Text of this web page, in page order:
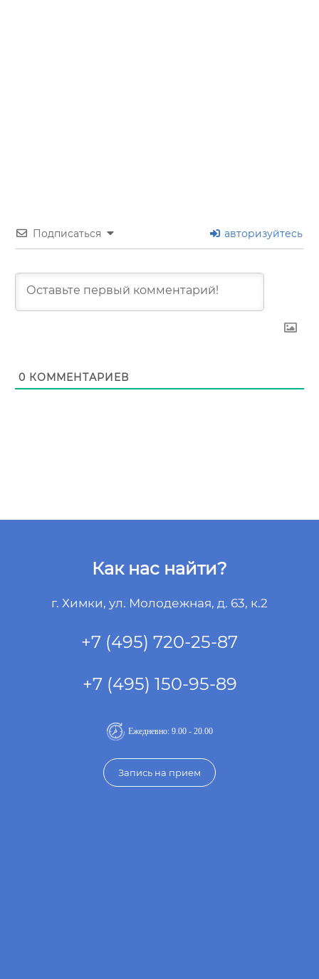
Подписаться авторизуйтесь
0 КОММЕНТАРИЕВ
Как нас найти?
г. Химки, ул. Молодежная, д. 63, к.2
+7 (495) 720-25-87
+7 (495) 150-95-89
Ежедневно: 9.00 - 20.00
Запись на прием